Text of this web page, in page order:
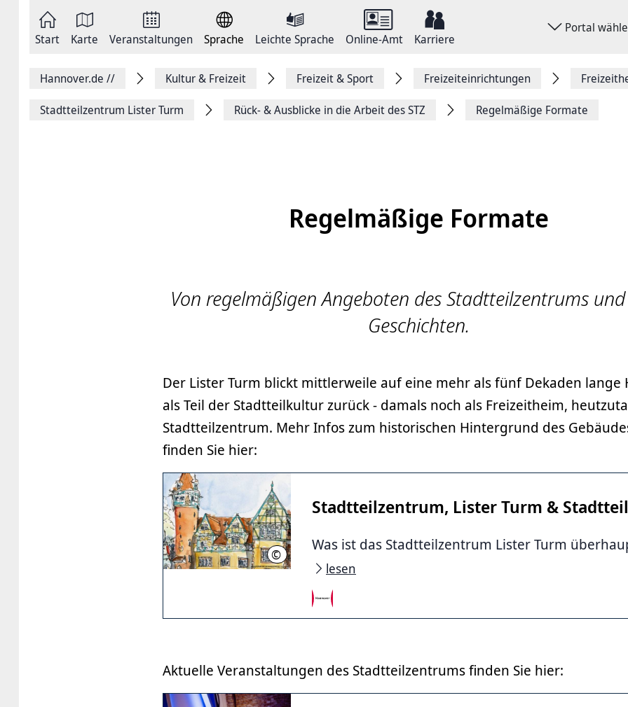
springen
Start Karte Veranstaltungen Sprache Leichte Sprache Online-Amt Karriere
Portal
FacebookHannover.de // Kultur & Freizeit Freizeit & Sport Freizeiteinrichtungen
Stadtteilzentrum Lister Turm Rück- & Ausblicke in die Arbeit des STZ Regelmäßige Formate
Regelmäßige Formate
Von regelmäßigen Angeboten des Stadtteilzentrums
Geschichten.
Der Lister Turm blickt mittlerweile auf eine mehr als fünf Dekaden lange
als Teil der Stadtteilkultur zurück - damals noch als Freizeitheim,
Stadtteilzentrum. Mehr Infos zum historischen Hintergrund des
finden Sie hier:
© LHH
Stadtteilzentrum, Lister Turm &
Was ist das Stadtteilzentrum Lister Turm
lesen
Aktuelle Veranstaltungen des Stadtteilzentrums finden Sie hier: